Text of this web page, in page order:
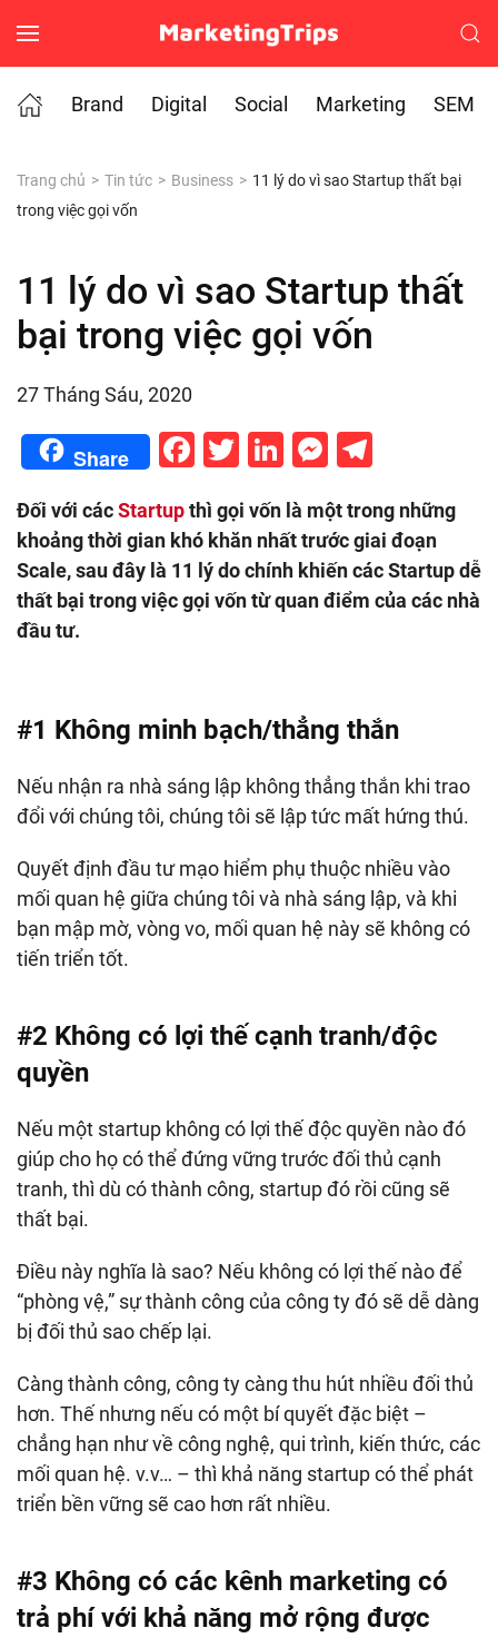
Skip to main content
Brand
Digital Social Marketing SEM
Trang chủ Tin tức Business
11 lý do vì sao Startup thất bại
trong việc gọi vốn
11 lý do vì sao Startup thất
bại trong việc gọi vốn
27 Tháng Sáu, 2020
Share Facebook
Twitter
LinkedIn
Đối với cácStartupthì gọi vốn là một trong những
khoảng thời gian khó khăn nhất trước giai đoạn
Scale, sau đây là 11 lý do chính khiến các Startup dễ
thất bại trong việc gọi vốn từ quan điểm của các nhà
đầu tư.
#1 Không minh bạch/thẳng thắn
Nếu nhận ra nhà sáng lập không thẳng thắn khi trao
đổi với chúng tôi, chúng tôi sẽ lập tức mất hứng thú.
Quyết định đầu tư mạo hiểm phụ thuộc nhiều vào
mối quan hệ giữa chúng tôi và nhà sáng lập, và khi
bạn mập mờ, vòng vo, mối quan hệ này sẽ không có
tiến triển tốt.
#2 Không có lợi thế cạnh tranh/độc
quyền
Nếu một startup không có lợi thế độc quyền nào đó
giúp cho họ có thể đứng vững trước đối thủ cạnh
tranh, thì dù có thành công, startup đó rồi cũng sẽ
thất bại.
Điều này nghĩa là sao? Nếu không có lợi thế nào để
“phòng vệ,” sự thành công của công ty đó sẽ dễ dàng
bị đối thủ sao chếp lại.
Càng thành công, công ty càng thu hút nhiều đối thủ
hơn. Thế nhưng nếu có một bí quyết đặc biệt –
chẳng hạn như về công nghệ, qui trình, kiến thức, các
mối quan hệ. v.v… – thì khả năng startup có thể phát
triển bền vững sẽ cao hơn rất nhiều.
#3 Không có các kênh marketing có
trả phí với khả năng mở rộng được